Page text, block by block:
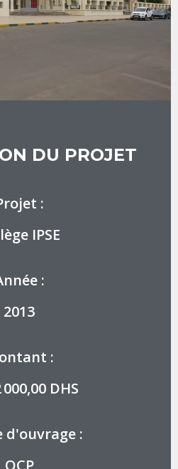
DU PROJET
:
IPSE
:
2013
:
000,00 DHS
d'ouvrage :